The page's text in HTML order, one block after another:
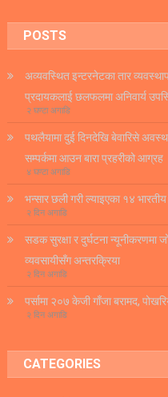
POSTS
अव्यवस्थित इन्टरनेटका तार
प्रदायकलाई छलफलमा अनिवार्य
२ घण्टा अगाडि
पथलैयामा दुई दिनदेखि बेवारिसे
सम्पर्कमा आउन बारा प्रहरीको आग्रह
४ घण्टा अगाडि
भन्सार छली गरी ल्याइएका १४
२ दिन अगाडि
सडक सुरक्षा र दुर्घटना न्यूनीकरणमा
व्यवसायीसँग अन्तरक्रिया
२ दिन अगाडि
पर्सामा २०७ केजी गाँजा बरामद,
२ दिन अगाडि
CATEGORIES